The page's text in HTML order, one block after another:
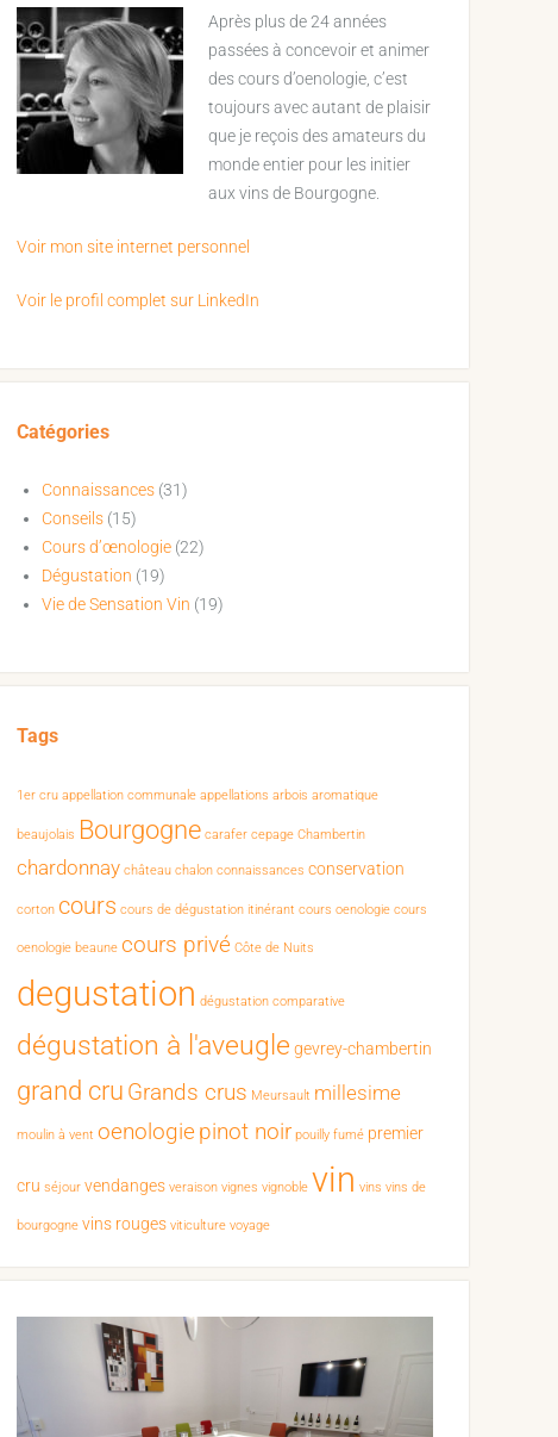
Après plus de 24 années
passées à concevoir et animer
des cours d’oenologie, c’est
toujours avec autant de plaisir
que je reçois des amateurs du
monde entier pour les initier
aux vins de Bourgogne.
Voir mon site internet personnel
Voir le profil complet sur LinkedIn
Catégories
Connaissances (31)
Conseils (15)
Cours d’œnologie (22)
Dégustation (19)
Vie de Sensation Vin (19)
Tags
1er cru appellation communale appellations arbois aromatique
beaujolais Bourgogne carafer cepage Chambertin
chardonnay château chalon connaissances conservation
corton cours cours de dégustation itinérant cours oenologie cours
oenologie beaune cours privé Côte de Nuits
degustation dégustation comparative
dégustation à l'aveugle gevrey-chambertin
grand cru Grands crus Meursault millesime
moulin à vent oenologiepinot noir pouilly fumé premier
cru séjour vendanges veraison vignes vignoble vin vins vins de
bourgogne vins rouges viticulture voyage